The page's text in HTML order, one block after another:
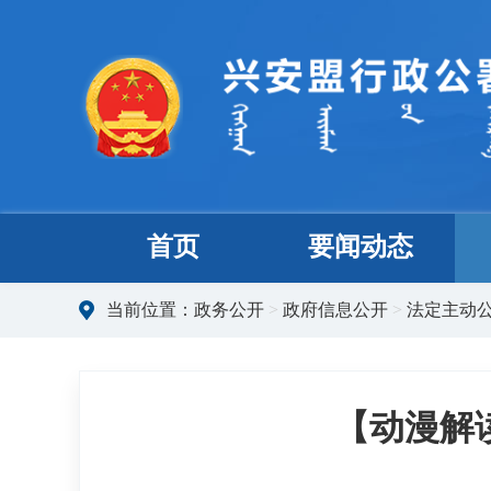
首页 要闻动态
当前位置： 政务公开 > 政府信息公开 > 法定主动
【动漫